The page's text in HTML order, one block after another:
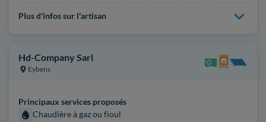
Plus d'infos sur l'artisan
Hd-Company Sarl
Eybens
Principaux services proposés
Chaudière à gaz ou fioul